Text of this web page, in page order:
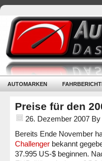
AUTOMARKEN
Preise für den
26. Dezember 2007 By
Bereits Ende November
Challenger bekannt
37.995 US-$ beginnen.